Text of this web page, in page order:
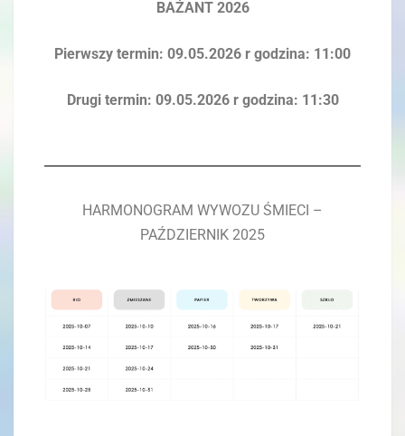
BAŻANT 2026
Pierwszy termin: 09.05.2026 r godzina: 11:00
Drugi termin: 09.05.2026 r godzina: 11:30
HARMONOGRAM WYWOZU ŚMIECI –
PAŹDZIERNIK 2025